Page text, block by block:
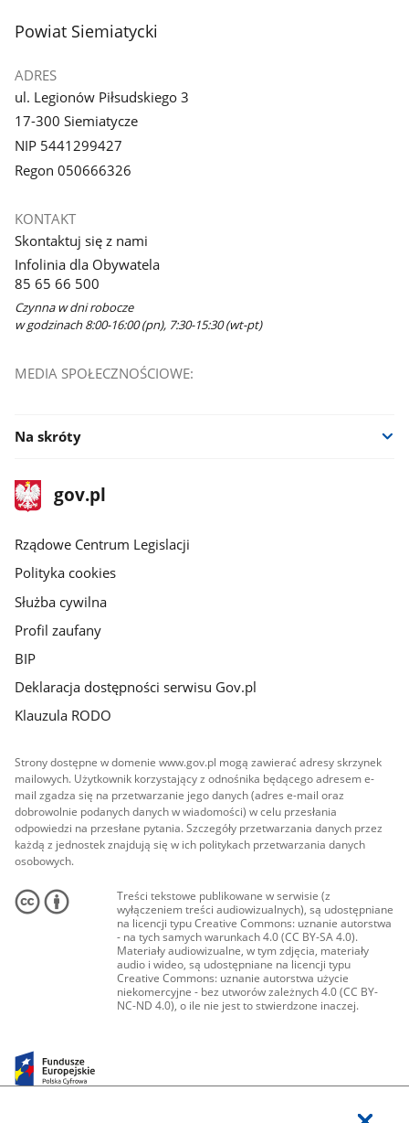
galerii.
stopka
Powiat Siemiatycki
ADRES
ul. Legionów Piłsudskiego 3
17-300 Siemiatycze
NIP 5441299427
Regon 050666326
KONTAKT
Skontaktuj się z nami
Infolinia dla Obywatela
85 65 66 500
Czynna w dni robocze
w godzinach 8:00-16:00 (pn), 7:30-15:30 (wt-pt)
MEDIA SPOŁECZNOŚCIOWE:
Na skróty
stopka
gov.plStrona
gov.pl
Rządowe Centrum Legislacji
Polityka cookies
Służba cywilna
Profil zaufany
BIP
Deklaracja dostępności serwisu Gov.pl
Klauzula RODO
Strony dostępne w domenie www.gov.pl mogą zawierać adresy skrzynek
mailowych. Użytkownik korzystający z odnośnika będącego adresem e-
mail zgadza się na przetwarzanie jego danych (adres e-mail oraz
dobrowolnie podanych danych w wiadomości) w celu przesłania
odpowiedzi na przesłane pytania. Szczegóły przetwarzania danych przez
każdą z jednostek znajdują się w ich politykach przetwarzania danych
osobowych.
Treści tekstowe publikowane w serwisie (z
wyłączeniem treści audiowizualnych), są udostępniane
na licencji typu Creative Commons: uznanie autorstwa
- na tych samych warunkach 4.0 (CC BY-SA 4.0).
Materiały audiowizualne, w tym zdjęcia, materiały
audio i wideo, są udostępniane na licencji typu
Creative Commons: uznanie autorstwa użycie
niekomercyjne - bez utworów zależnych 4.0 (CC BY-
NC-ND 4.0), o ile nie jest to stwierdzone inaczej.